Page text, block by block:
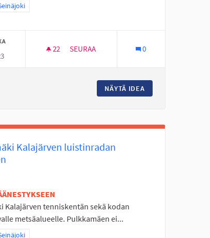
teeman mukaan: Eteläinen Seinäjoki
22 22 SEURAAJAA
SEURAA 0
NÄYTÄ IDEA
Kalajärven luistinradan
Kalajärven tenniskentän sekä kodan
metsäalueelle. Pulkkamäen ei...
teeman mukaan: Eteläinen Seinäjoki